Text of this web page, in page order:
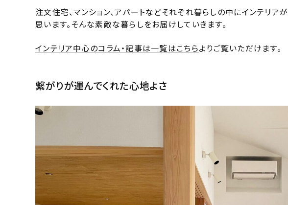
注文住宅、マンション、アパートなどそれぞれ暮らしの中にインテリア
思います。そんな素敵な暮らしをお届けしていきます。
インテリア中心のコラム・記事は一覧はこちらよりご覧いただけます。
繋がりが運んでくれた心地よさ